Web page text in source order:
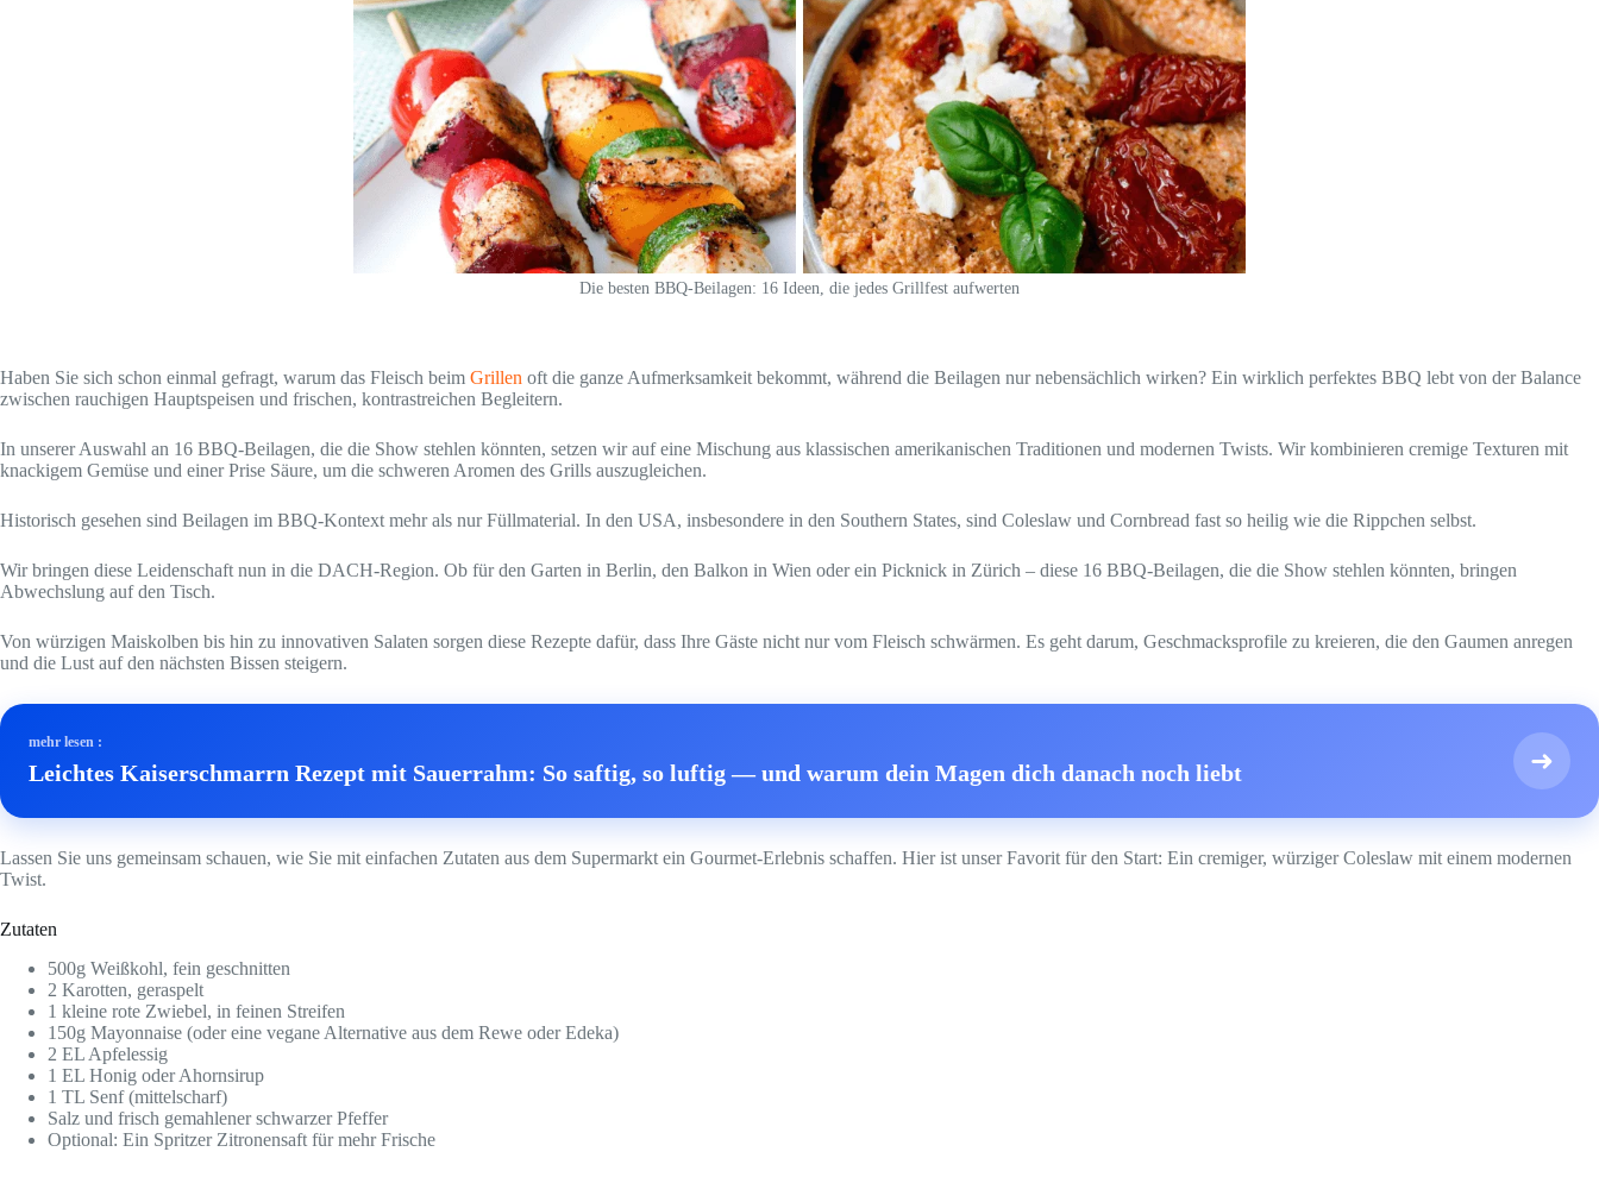
Die besten BBQ-Beilagen: 16 Ideen, die jedes Grillfest aufwerten
Haben Sie sich schon einmal gefragt, warum das Fleisch beim Grillen oft die ganze Aufmerksamkeit bekommt, während die Beilagen nur nebensächlich wirken? Ein wirklich perfektes BBQ lebt von der Balance
zwischen rauchigen Hauptspeisen und frischen, kontrastreichen Begleitern.
In unserer Auswahl an 16 BBQ-Beilagen, die die Show stehlen könnten, setzen wir auf eine Mischung aus klassischen amerikanischen Traditionen und modernen Twists. Wir kombinieren cremige Texturen mit
knackigem Gemüse und einer Prise Säure, um die schweren Aromen des Grills auszugleichen.
Historisch gesehen sind Beilagen im BBQ-Kontext mehr als nur Füllmaterial. In den USA, insbesondere in den Southern States, sind Coleslaw und Cornbread fast so heilig wie die Rippchen selbst.
Wir bringen diese Leidenschaft nun in die DACH-Region. Ob für den Garten in Berlin, den Balkon in Wien oder ein Picknick in Zürich – diese 16 BBQ-Beilagen, die die Show stehlen könnten, bringen
Abwechslung auf den Tisch.
Von würzigen Maiskolben bis hin zu innovativen Salaten sorgen diese Rezepte dafür, dass Ihre Gäste nicht nur vom Fleisch schwärmen. Es geht darum, Geschmacksprofile zu kreieren, die den Gaumen anregen
und die Lust auf den nächsten Bissen steigern.
mehr lesen :
Leichtes Kaiserschmarrn Rezept mit Sauerrahm: So saftig, so luftig — und warum dein Magen dich danach noch liebt ➜
Lassen Sie uns gemeinsam schauen, wie Sie mit einfachen Zutaten aus dem Supermarkt ein Gourmet-Erlebnis schaffen. Hier ist unser Favorit für den Start: Ein cremiger, würziger Coleslaw mit einem modernen
Twist.
Zutaten
500g Weißkohl, fein geschnitten
2 Karotten, geraspelt
1 kleine rote Zwiebel, in feinen Streifen
150g Mayonnaise (oder eine vegane Alternative aus dem Rewe oder Edeka)
2 EL Apfelessig
1 EL Honig oder Ahornsirup
1 TL Senf (mittelscharf)
Salz und frisch gemahlener schwarzer Pfeffer
Optional: Ein Spritzer Zitronensaft für mehr Frische